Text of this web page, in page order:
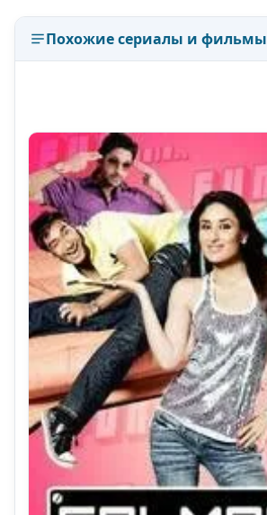
Похожие сериалы и фильмы